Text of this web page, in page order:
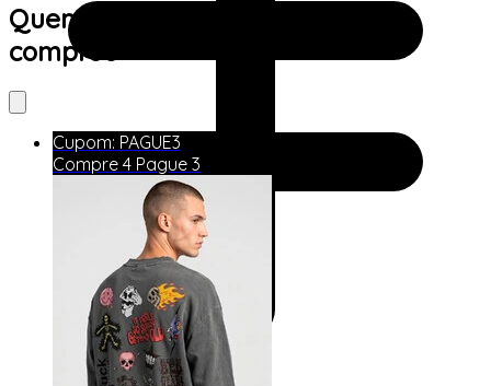
Quem viu este produto também
comprou